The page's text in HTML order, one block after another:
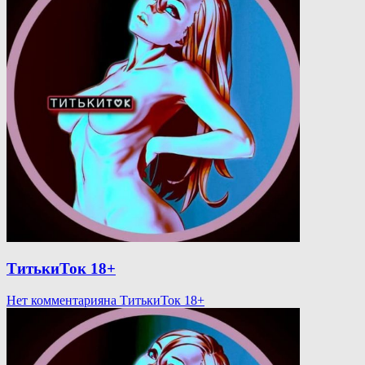
ТитькиТок 18+
Нет комментарияна ТитькиТок 18+